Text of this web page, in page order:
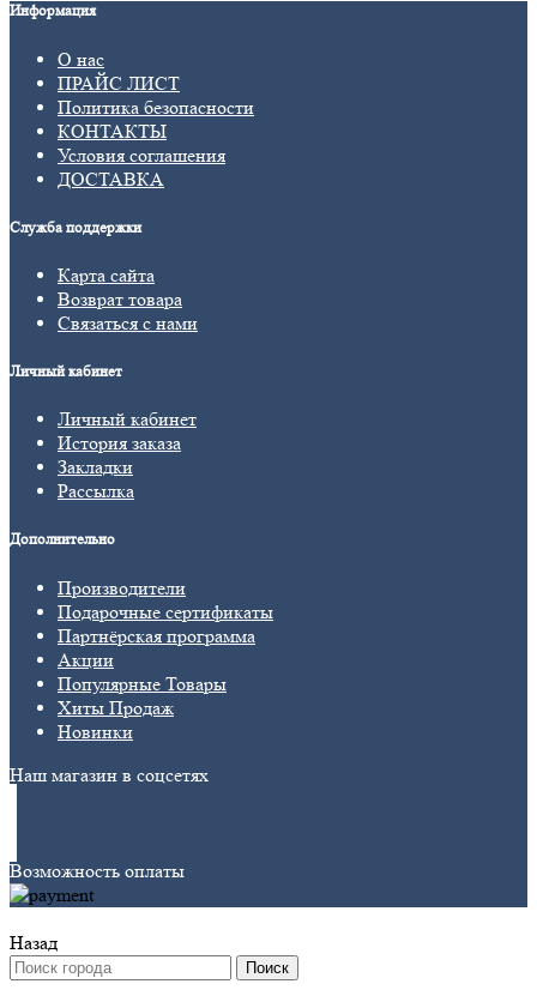
Информация
О нас
ПРАЙС ЛИСТ
Политика безопасности
КОНТАКТЫ
Условия соглашения
ДОСТАВКА
Служба поддержки
Карта сайта
Возврат товара
Связаться с нами
Личный кабинет
Личный кабинет
История заказа
Закладки
Рассылка
Дополнительно
Производители
Подарочные сертификаты
Партнёрская программа
Акции
Популярные Товары
Хиты Продаж
Новинки
Наш магазин в соцсетях
Возможность оплаты
Назад
Поиск